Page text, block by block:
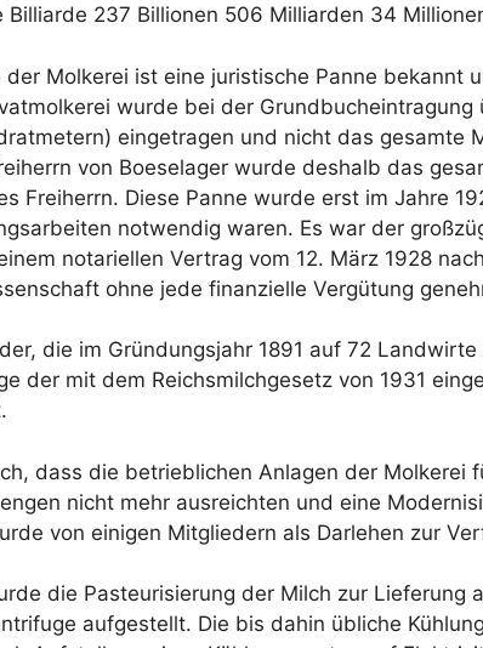
Billiarde 237 Billionen 506 Milliarden 34
der Molkerei ist eine juristische Panne bekannt
wurde bei der
eingetragen und nicht das gesamte
von Boeselager wurde deshalb das
Freiherrn. Diese Panne wurde erst im Jahre
notwendig waren. Es war der
notariellen Vertrag vom 12. März 1928
ohne jede finanzielle Vergütung
die im Gründungsjahr 1891 auf 72
der mit dem Reichsmilchgesetz von 1931
dass die betrieblichen Anlagen der
nicht mehr ausreichten und eine
von einigen Mitgliedern als Darlehen zur
die Pasteurisierung der Milch zur
aufgestellt. Die bis dahin übliche